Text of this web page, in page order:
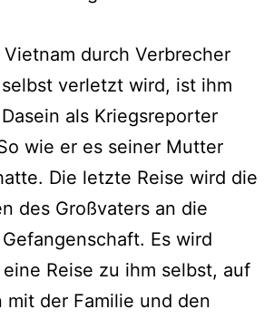
durch Verbrecher
verletzt wird, ist ihm
als Kriegsreporter
wie er es seiner Mutter
Die letzte Reise wird die
des Großvaters an die
Es wird
Reise zu ihm selbst, auf
mit der Familie und den